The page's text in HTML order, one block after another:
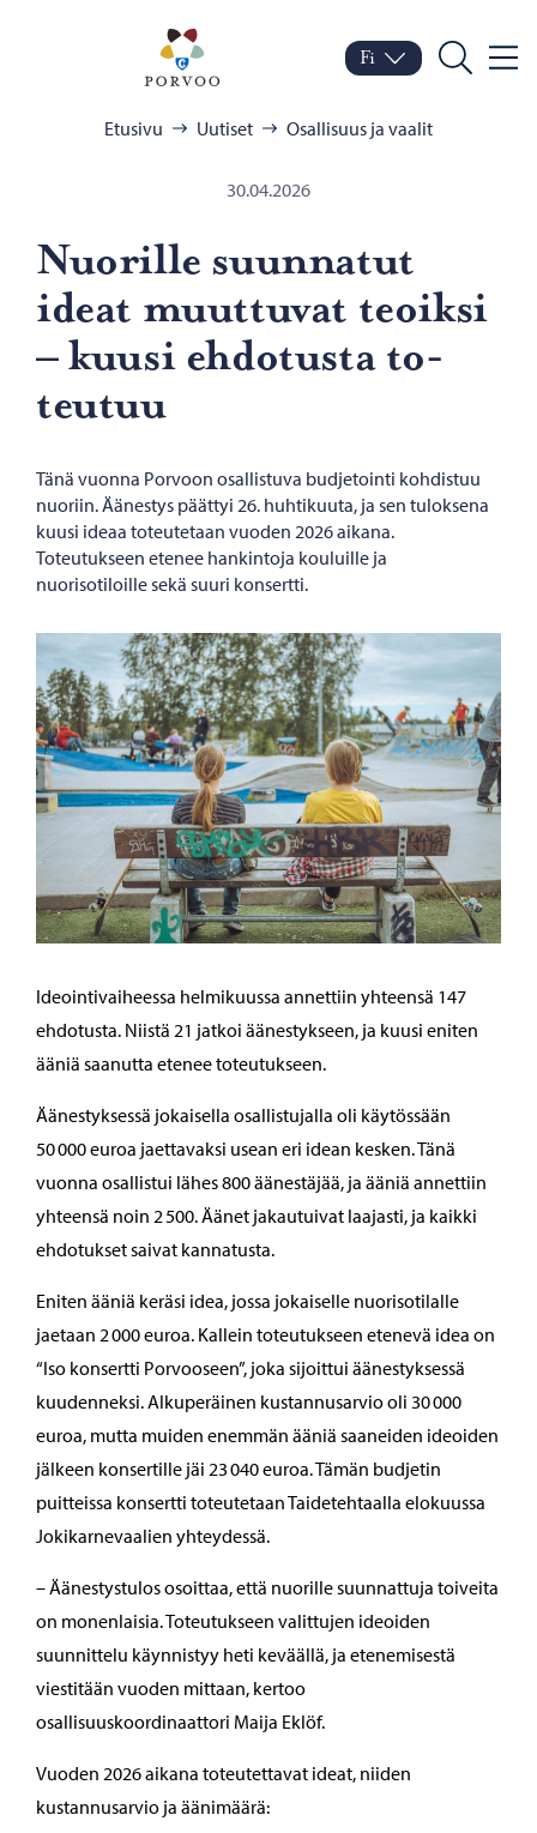
Porvoo – Siirry
Vaihda kieltä
Nykyinen kieli: Suomi
Fi
Hae
Etusivu Uutiset Osallisuus ja vaalit
30.04.2026
Nuo­ril­le suun­na­tut
ideat muut­tu­vat teoik­si
– kuusi eh­do­tus­ta to­
teu­tuu
Tänä vuonna Porvoon osallistuva budjetointi kohdistuu
nuoriin. Äänestys päättyi 26. huhtikuuta, ja sen tuloksena
kuusi ideaa toteutetaan vuoden 2026 aikana.
Toteutukseen etenee hankintoja kouluille ja
nuorisotiloille sekä suuri konsertti.
Ideointivaiheessa helmikuussa annettiin yhteensä 147
ehdotusta. Niistä 21 jatkoi äänestykseen, ja kuusi eniten
ääniä saanutta etenee toteutukseen.
Äänestyksessä jokaisella osallistujalla oli käytössään
50 000 euroa jaettavaksi usean eri idean kesken. Tänä
vuonna osallistui lähes 800 äänestäjää, ja ääniä annettiin
yhteensä noin 2 500. Äänet jakautuivat laajasti, ja kaikki
ehdotukset saivat kannatusta.
Eniten ääniä keräsi idea, jossa jokaiselle nuorisotilalle
jaetaan 2 000 euroa. Kallein toteutukseen etenevä idea on
“Iso konsertti Porvooseen”, joka sijoittui äänestyksessä
kuudenneksi. Alkuperäinen kustannusarvio oli 30 000
euroa, mutta muiden enemmän ääniä saaneiden ideoiden
jälkeen konsertille jäi 23 040 euroa. Tämän budjetin
puitteissa konsertti toteutetaan Taidetehtaalla elokuussa
Jokikarnevaalien yhteydessä.
– Äänestystulos osoittaa, että nuorille suunnattuja toiveita
on monenlaisia. Toteutukseen valittujen ideoiden
suunnittelu käynnistyy heti keväällä, ja etenemisestä
viestitään vuoden mittaan, kertoo
osallisuuskoordinaattori Maija Eklöf.
Vuoden 2026 aikana toteutettavat ideat, niiden
kustannusarvio ja äänimäärä: